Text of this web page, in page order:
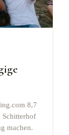
8,7
Schitterhof
machen.